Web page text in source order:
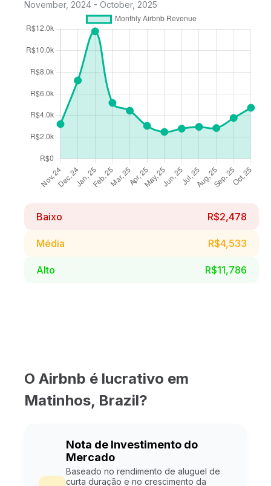
November, 2024 - October, 2025
Baixo R$2,478
Média R$4,533
Alto R$11,786
O Airbnb é lucrativo em
Matinhos, Brazil?
Nota de Investimento do
Mercado
Baseado no rendimento de aluguel de
curta duração e no crescimento da